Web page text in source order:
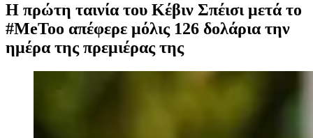
H πρώτη ταινία του Κέβιν Σπέισι μετά το
#MeToo απέφερε μόλις 126 δολάρια την
ημέρα της πρεμιέρας της